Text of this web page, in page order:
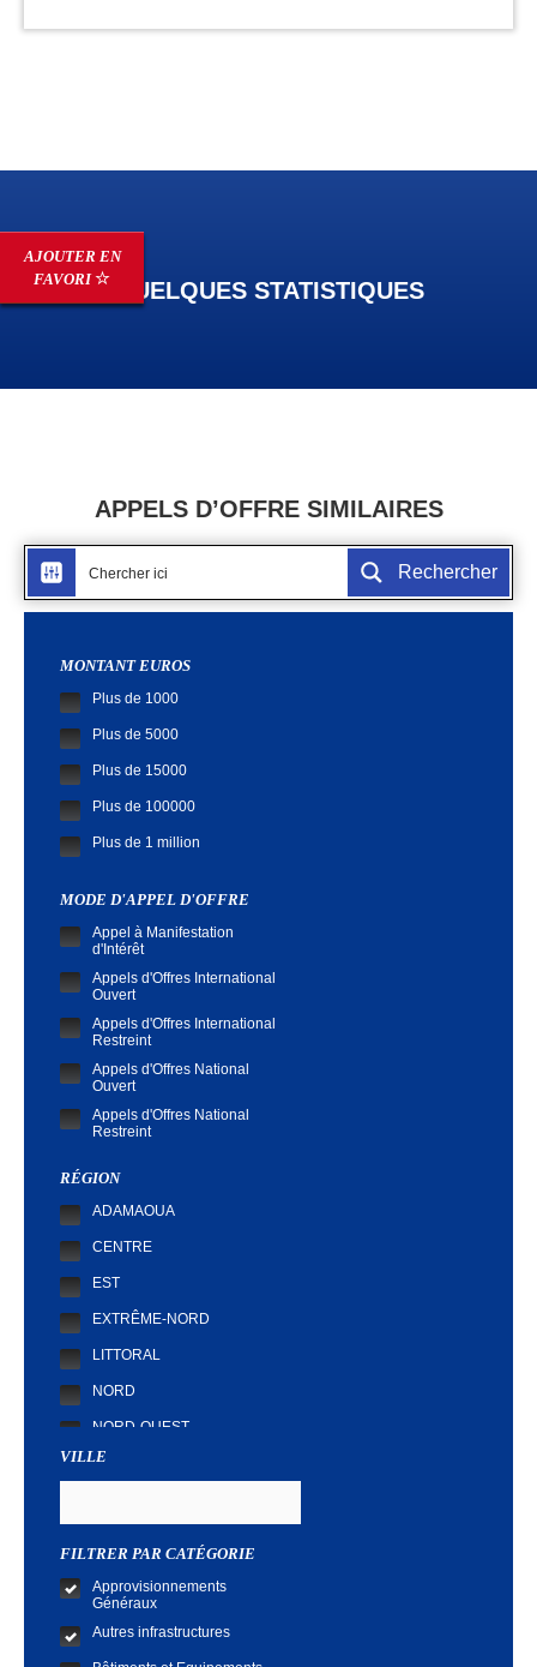
QUELQUES STATISTIQUES
APPELS D’OFFRE SIMILAIRES
Rechercher
MONTANT EUROS
Plus de 1000
Plus de 5000
Plus de 15000
Plus de 100000
Plus de 1 million
MODE D'APPEL D'OFFRE
Appel à Manifestation
d'Intérêt
Appels d'Offres International
Ouvert
Appels d'Offres International
Restreint
Appels d'Offres National
Ouvert
Appels d'Offres National
Restreint
RÉGION
ADAMAOUA
CENTRE
EST
EXTRÊME-NORD
LITTORAL
NORD
NORD-OUEST
SUD
VILLE
FILTRER PAR CATÉGORIE
Approvisionnements
Généraux
Autres infrastructures
AJOUTER EN
FAVORI